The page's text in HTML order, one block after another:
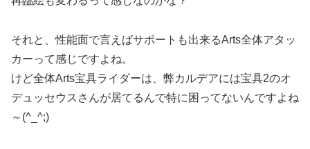
それと、性能面で言えばサポートも出来るArts全体アタッ
カーって感じですよね。
けど全体Arts宝具ライダーは、弊カルデアには宝具2のオ
デュッセウスさんが居てるんで特に困ってないんですよね
～(^_^;)